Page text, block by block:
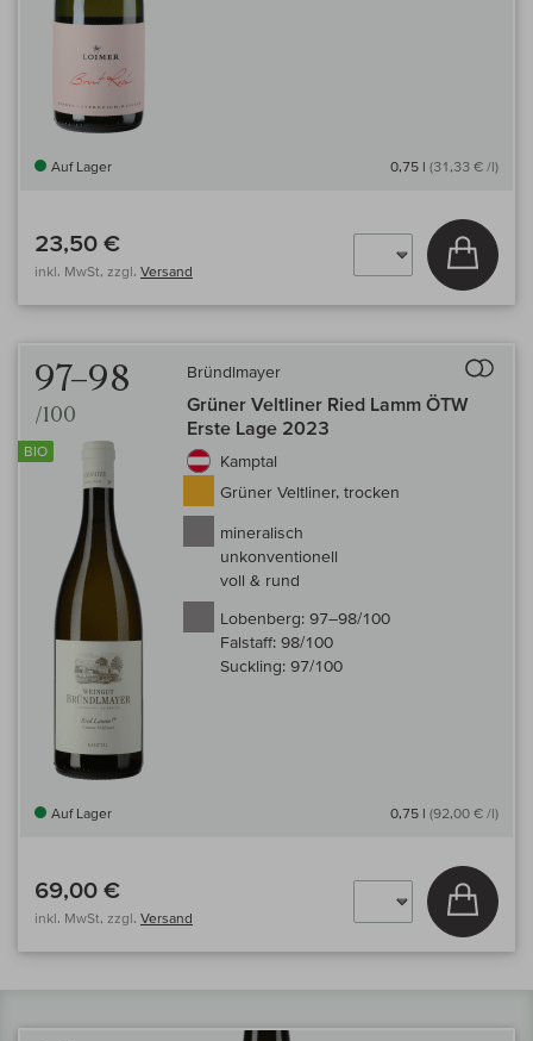
Auf Lager 0,75 l (31,33 € /l)
23,50 €
inkl. MwSt, zzgl. Versand
In
97–98
/100
BIO
Bründlmayer
Grüner Veltliner Ried Lamm ÖTW
Erste Lage 2023
Kamptal
Grüner Veltliner, trocken
mineralisch
unkonventionell
voll & rund
Lobenberg: 97–98/100
Falstaff: 98/100
Suckling: 97/100
Auf Lager 0,75 l (92,00 € /l)
69,00 €
inkl. MwSt, zzgl. Versand
In